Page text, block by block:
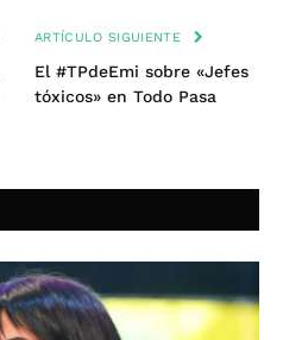
ARTÍCULO SIGUIENTE
El #TPdeEmi sobre «Jefes
tóxicos» en Todo Pasa